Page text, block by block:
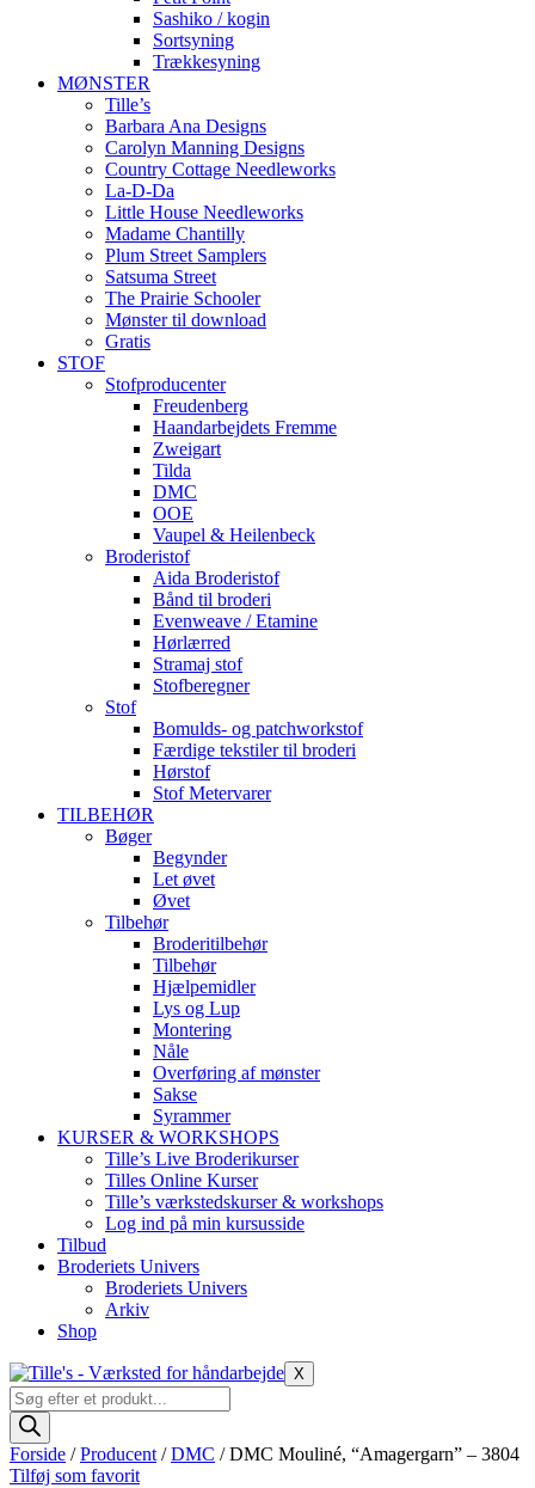
Sashiko / kogin
Sortsyning
Trækkesyning
MØNSTER
Tille’s
Barbara Ana Designs
Carolyn Manning Designs
Country Cottage Needleworks
La-D-Da
Little House Needleworks
Madame Chantilly
Plum Street Samplers
Satsuma Street
The Prairie Schooler
Mønster til download
Gratis
STOF
Stofproducenter
Freudenberg
Haandarbejdets Fremme
Zweigart
Tilda
DMC
OOE
Vaupel & Heilenbeck
Broderistof
Aida Broderistof
Bånd til broderi
Evenweave / Etamine
Hørlærred
Stramaj stof
Stofberegner
Stof
Bomulds- og patchworkstof
Færdige tekstiler til broderi
Hørstof
Stof Metervarer
TILBEHØR
Bøger
Begynder
Let øvet
Øvet
Tilbehør
Broderitilbehør
Tilbehør
Hjælpemidler
Lys og Lup
Montering
Nåle
Overføring af mønster
Sakse
Syrammer
KURSER & WORKSHOPS
Tille’s Live Broderikurser
Tilles Online Kurser
Tille’s værkstedskurser & workshops
Log ind på min kursusside
Tilbud
Broderiets Univers
Broderiets Univers
Arkiv
Shop
X
Products
search
Forside /Producent /DMC / DMC Mouliné, “Amagergarn” – 3804
Tilføj som favorit